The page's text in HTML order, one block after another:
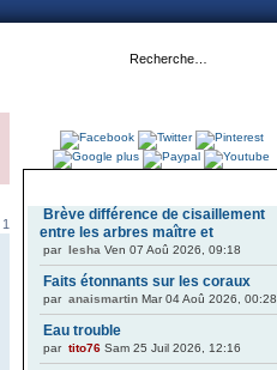
1
Brève différence de cisaillement
entre les arbres maître et
par Iesha Ven 07 Aoû 2026, 09:18
Faits étonnants sur les coraux
par anaismartin Mar 04 Aoû 2026, 00:28
Eau trouble
par tito76 Sam 25 Juil 2026, 12:16